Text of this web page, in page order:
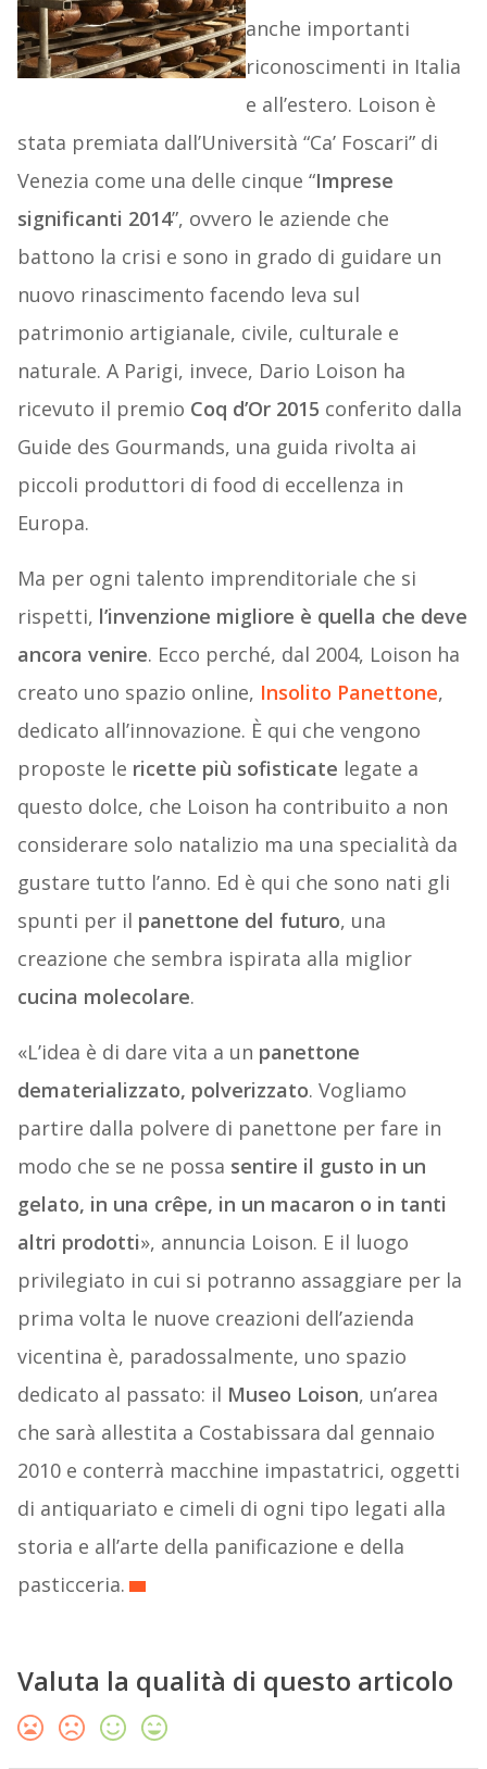
anche importanti
riconoscimenti in Italia
e all’estero. Loison è
stata premiata dall’Università “Ca’ Foscari” di
Venezia come una delle cinque “Imprese
significanti 2014”, ovvero le aziende che
battono la crisi e sono in grado di guidare un
nuovo rinascimento facendo leva sul
patrimonio artigianale, civile, culturale e
naturale. A Parigi, invece, Dario Loison ha
ricevuto il premio Coq d’Or 2015 conferito dalla
Guide des Gourmands, una guida rivolta ai
piccoli produttori di food di eccellenza in
Europa.
Ma per ogni talento imprenditoriale che si
rispetti, l’invenzione migliore è quella che deve
ancora venire. Ecco perché, dal 2004, Loison ha
creato uno spazio online, Insolito Panettone,
dedicato all’innovazione. È qui che vengono
proposte le ricette più sofisticate legate a
questo dolce, che Loison ha contribuito a non
considerare solo natalizio ma una specialità da
gustare tutto l’anno. Ed è qui che sono nati gli
spunti per il panettone del futuro, una
creazione che sembra ispirata alla miglior
cucina molecolare.
«L’idea è di dare vita a un panettone
dematerializzato, polverizzato. Vogliamo
partire dalla polvere di panettone per fare in
modo che se ne possa sentire il gusto in un
gelato, in una crêpe, in un macaron o in tanti
altri prodotti», annuncia Loison. E il luogo
privilegiato in cui si potranno assaggiare per la
prima volta le nuove creazioni dell’azienda
vicentina è, paradossalmente, uno spazio
dedicato al passato: il Museo Loison, un’area
che sarà allestita a Costabissara dal gennaio
2010 e conterrà macchine impastatrici, oggetti
di antiquariato e cimeli di ogni tipo legati alla
storia e all’arte della panificazione e della
pasticceria.
Valuta la qualità di questo articolo